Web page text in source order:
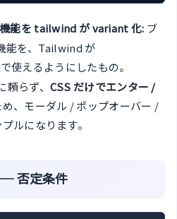
能を tailwind が variant 化: ブ
能を、Tailwind が
使えるようにしたもの。
らず、 CSS だけでエンター /
、モーダル / ポップオーバー /
ルになります。
否定条件